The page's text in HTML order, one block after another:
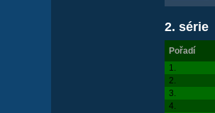
2. série
Pořadí
1.
2.
3.
4.